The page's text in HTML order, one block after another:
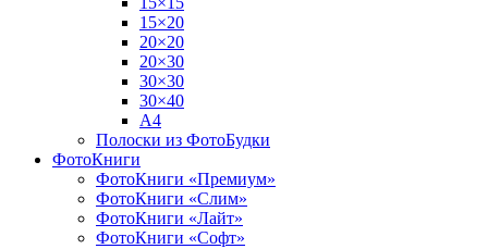
15×20
20×20
20×30
30×30
30×40
A4
Полоски из ФотоБудки
ФотоКниги
ФотоКниги «Премиум»
ФотоКниги «Слим»
ФотоКниги «Лайт»
ФотоКниги «Софт»